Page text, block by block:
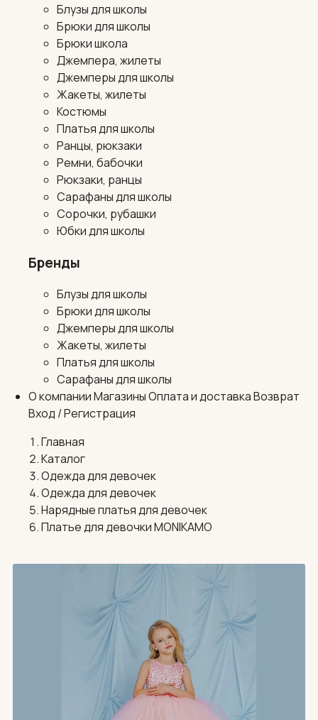
Блузы для школы
Брюки для школы
Брюки школа
Джемпера, жилеты
Джемперы для школы
Жакеты, жилеты
Костюмы
Платья для школы
Ранцы, рюкзаки
Ремни, бабочки
Рюкзаки, ранцы
Сарафаны для школы
Сорочки, рубашки
Юбки для школы
Бренды
Блузы для школы
Брюки для школы
Джемперы для школы
Жакеты, жилеты
Платья для школы
Сарафаны для школы
О компанииМагазиныОплата и доставкаВозврат
Вход / Регистрация
Главная
Каталог
Одежда для девочек
Одежда для девочек
Нарядные платья для девочек
Платье для девочки MONIKAMO